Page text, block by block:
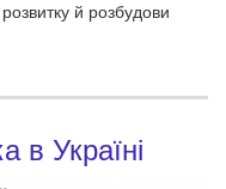
й розбудови
в Україні